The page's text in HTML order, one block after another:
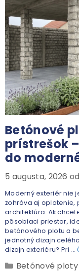
Betónové
prístrešok
do
5 augusta, 2026
Moderný exteriér nie
zohráva aj oplotenie,
architektúra. Ak
pôsobiaci priestor,
betónového plotu a
jednotný dizajn
dizajn exteriéru? Pri …
Betónové ploty